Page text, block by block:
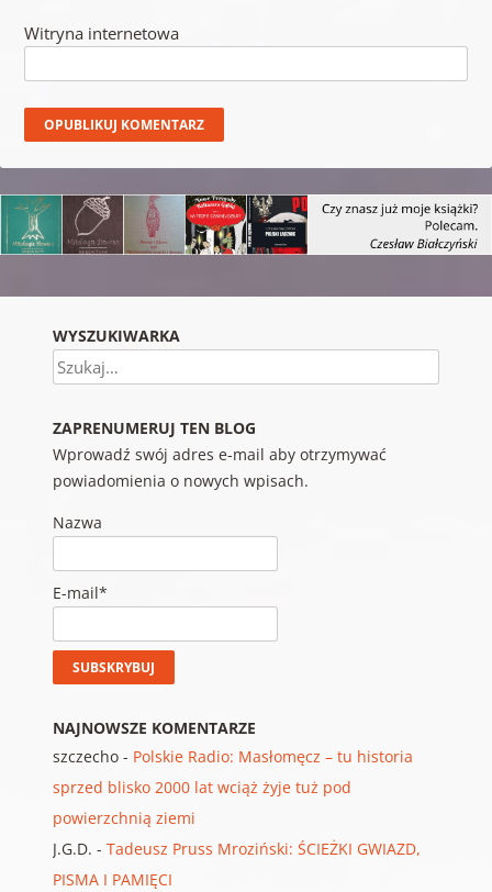
Witryna internetowa
WYSZUKIWARKA
Szukaj
ZAPRENUMERUJ TEN BLOG
Wprowadź swój adres e-mail aby otrzymywać
powiadomienia o nowych wpisach.
Nazwa
E-mail*
NAJNOWSZE KOMENTARZE
szczecho- Polskie Radio: Masłomęcz – tu historia
sprzed blisko 2000 lat wciąż żyje tuż pod
powierzchnią ziemi
J.G.D. - Tadeusz Pruss Mroziński: ŚCIEŻKI GWIAZD,
PISMA I PAMIĘCI